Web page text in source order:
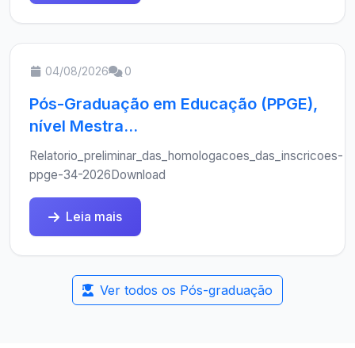
04/08/2026 0
Pós-Graduação em Educação (PPGE),
nível Mestra...
Relatorio_preliminar_das_homologacoes_das_inscricoes-
ppge-34-2026Download
Leia mais
Ver todos os Pós-graduação